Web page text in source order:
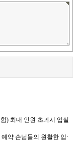
) 최대 인원 초과시 입실
약 손님들의 원활한 입·